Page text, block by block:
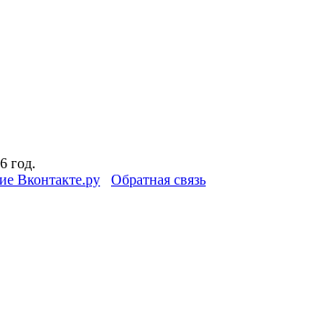
год.
Вконтакте.ру Обратная связь